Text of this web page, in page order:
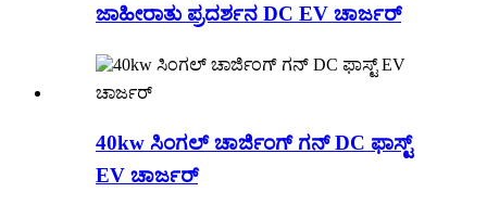
ಜಾಹೀರಾತು ಪ್ರದರ್ಶನ DC EV ಚಾರ್ಜರ್
40kw ಸಿಂಗಲ್ ಚಾರ್ಜಿಂಗ್ ಗನ್ DC ಫಾಸ್ಟ್
EV ಚಾರ್ಜರ್